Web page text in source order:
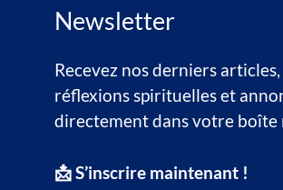
Newsletter
Recevez nos derniers articles,
réflexions spirituelles et
directement dans votre boîte
📩 S’inscrire maintenant !